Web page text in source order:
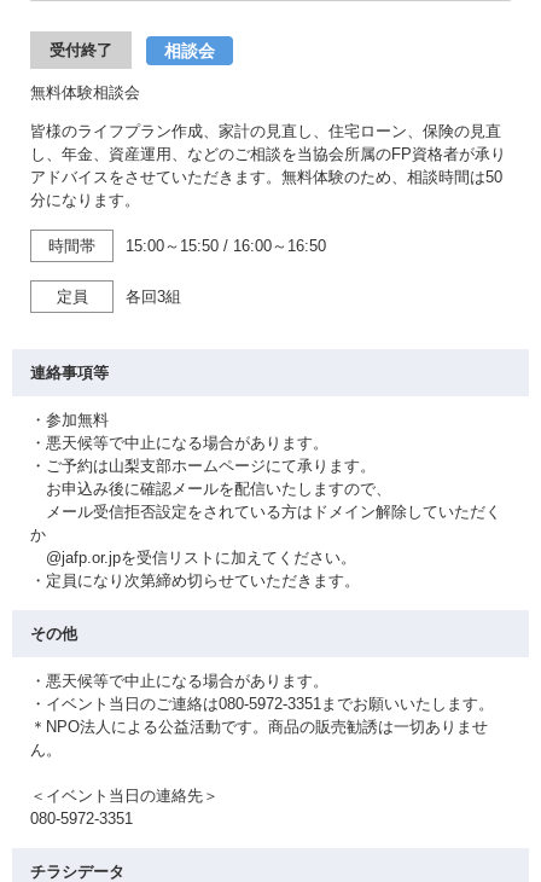
受付終了 相談会
無料体験相談会
皆様のライフプラン作成、家計の見直し、住宅ローン、保険の見直
し、年金、資産運用、などのご相談を当協会所属のFP資格者が承り
アドバイスをさせていただきます。無料体験のため、相談時間は50
分になります。
時間帯 15:00～15:50 / 16:00～16:50
定員 各回3組
連絡事項等
・参加無料
・悪天候等で中止になる場合があります。
・ご予約は山梨支部ホームページにて承ります。
お申込み後に確認メールを配信いたしますので、
メール受信拒否設定をされている方はドメイン解除していただく
か
@jafp.or.jpを受信リストに加えてください。
・定員になり次第締め切らせていただきます。
その他
・悪天候等で中止になる場合があります。
・イベント当日のご連絡は080-5972-3351までお願いいたします。
＊NPO法人による公益活動です。商品の販売勧誘は一切ありませ
ん。
＜イベント当日の連絡先＞
080-5972-3351
チラシデータ